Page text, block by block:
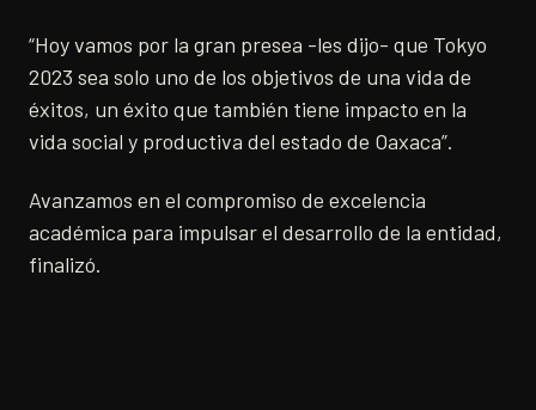
“Hoy vamos por la gran presea -les dijo- que Tokyo
2023 sea solo uno de los objetivos de una vida de
éxitos, un éxito que también tiene impacto en la
vida social y productiva del estado de Oaxaca”.
Avanzamos en el compromiso de excelencia
académica para impulsar el desarrollo de la entidad,
finalizó.